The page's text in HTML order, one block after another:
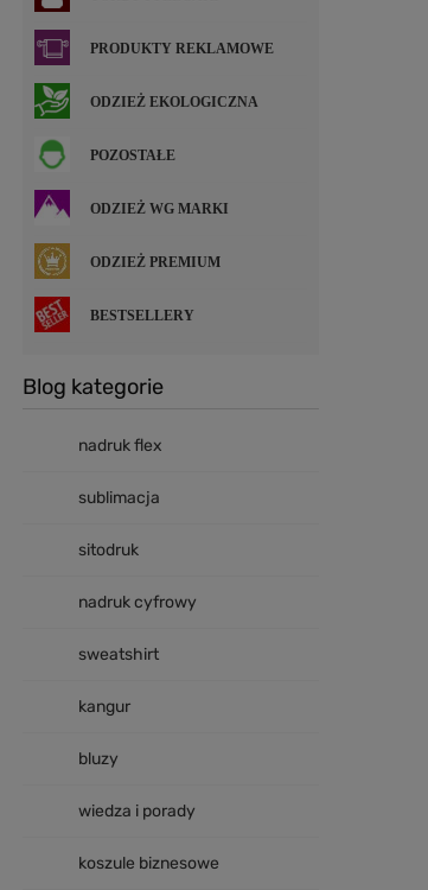
PRODUKTY REKLAMOWE
ODZIEŻ EKOLOGICZNA
POZOSTAŁE
ODZIEŻ WG MARKI
ODZIEŻ PREMIUM
BESTSELLERY
Blog kategorie
nadruk flex
sublimacja
sitodruk
nadruk cyfrowy
sweatshirt
kangur
bluzy
wiedza i porady
koszule biznesowe